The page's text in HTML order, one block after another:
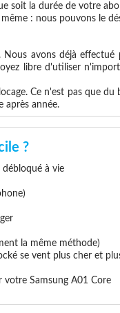
soit la durée de votre
: nous pouvons le
avons déjà effectué
libre d'utiliser
Ce n'est pas que
après année.
?
à vie
la même méthode)
se vent plus cher et
votre Samsung A01 Core